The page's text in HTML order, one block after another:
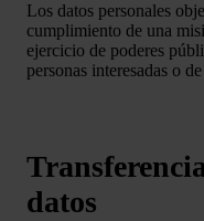
Los datos personales
cumplimiento de una
ejercicio de poderes
personas interesadas o
datos